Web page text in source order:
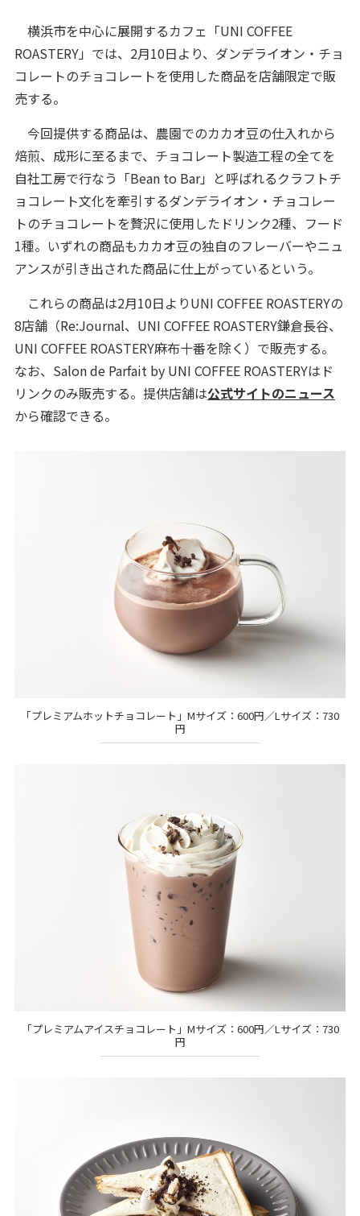
横浜市を中心に展開するカフェ「UNI COFFEE
ROASTERY」では、2月10日より、ダンデライオン・チョ
コレートのチョコレートを使用した商品を店舗限定で販
売する。
今回提供する商品は、農園でのカカオ豆の仕入れから
焙煎、成形に至るまで、チョコレート製造工程の全てを
自社工房で行なう「Bean to Bar」と呼ばれるクラフトチ
ョコレート文化を牽引するダンデライオン・チョコレー
トのチョコレートを贅沢に使用したドリンク2種、フード
1種。いずれの商品もカカオ豆の独自のフレーバーやニュ
アンスが引き出された商品に仕上がっているという。
これらの商品は2月10日よりUNI COFFEE ROASTERYの
8店舗（Re:Journal、UNI COFFEE ROASTERY鎌倉長谷、
UNI COFFEE ROASTERY麻布十番を除く）で販売する。
なお、Salon de Parfait by UNI COFFEE ROASTERYはド
リンクのみ販売する。提供店舗は公式サイトのニュース
から確認できる。
「プレミアムホットチョコレート」Mサイズ：600円／Lサイズ：730
円
「プレミアムアイスチョコレート」Mサイズ：600円／Lサイズ：730
円